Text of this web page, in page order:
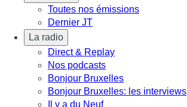
Toutes nos émissions
Dernier JT
La radio
Direct & Replay
Nos podcasts
Bonjour Bruxelles
Bonjour Bruxelles: les interviews
Il y a du Neuf